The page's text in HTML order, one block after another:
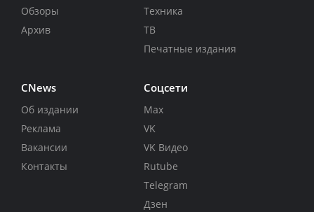
Обзоры
Архив
Техника
ТВ
Печатные издания
CNews
Об издании
Реклама
Вакансии
Контакты
Соцсети
Max
VK
VK Видео
Rutube
Telegram
Дзен